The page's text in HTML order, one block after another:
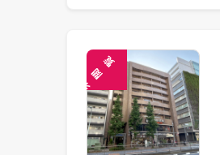
未
閲
覧